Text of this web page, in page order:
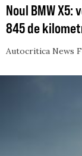
Noul BMW
845 de
Autocritica News